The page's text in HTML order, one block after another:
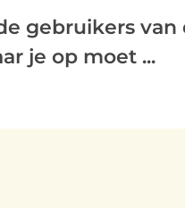
gebruikers van
je op moet ...